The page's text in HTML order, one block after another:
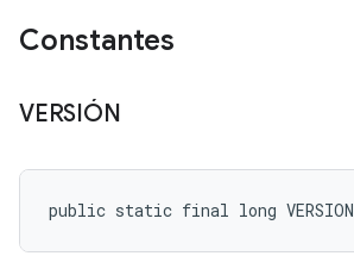
Constantes
VERSIÓN
public static final long VERSION